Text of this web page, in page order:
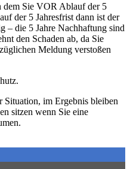
dem Sie VOR Ablauf der 5
der 5 Jahresfrist dann ist der
– die 5 Jahre Nachhaftung sind
den Schaden ab, da Sie
Meldung verstoßen
Situation, im Ergebnis bleiben
sitzen wenn Sie eine